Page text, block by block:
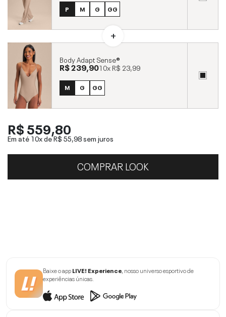
P M G GG
Body Adapt Sense®
R$ 239,9010xR$ 23,99
M G GG
R$ 559,80
Em até 10x deR$ 55,98sem juros
COMPRAR LOOK
Baixe o appLIVE! Experience , nosso universo esportivo de
experiências únicas.